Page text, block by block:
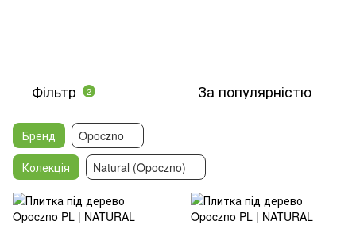
Фільтр 2 За популярністю
Бренд
Opoczno
Колекція
Natural (Opoczno)